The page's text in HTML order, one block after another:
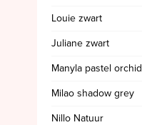
Louie zwart
Juliane zwart
Manyla pastel orchid
Milao shadow grey
Nillo Natuur